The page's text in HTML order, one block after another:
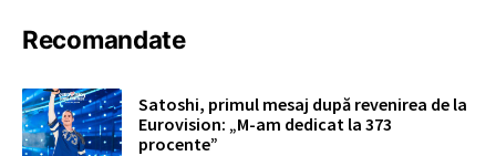
Recomandate
Satoshi, primul mesaj după revenirea de la
Eurovision: „M-am dedicat la 373
procente”